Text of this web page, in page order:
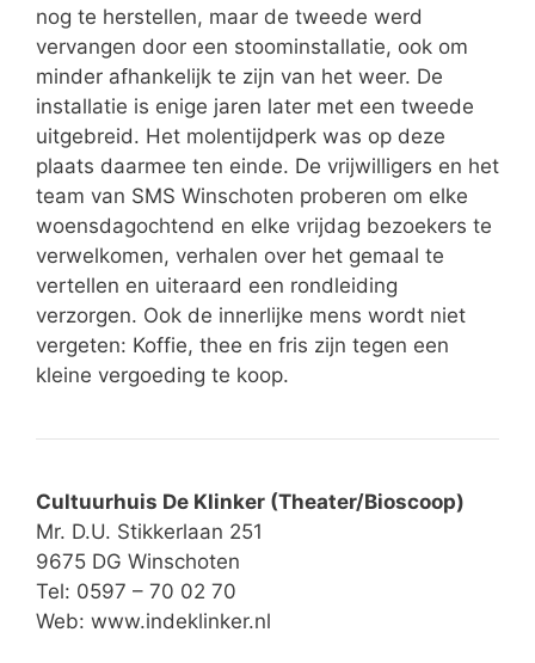
nog te herstellen, maar de tweede werd
vervangen door een stoominstallatie, ook om
minder afhankelijk te zijn van het weer. De
installatie is enige jaren later met een tweede
uitgebreid. Het molentijdperk was op deze
plaats daarmee ten einde. De vrijwilligers en het
team van SMS Winschoten proberen om elke
woensdagochtend en elke vrijdag bezoekers te
verwelkomen, verhalen over het gemaal te
vertellen en uiteraard een rondleiding
verzorgen. Ook de innerlijke mens wordt niet
vergeten: Koffie, thee en fris zijn tegen een
kleine vergoeding te koop.
Cultuurhuis De Klinker (Theater/Bioscoop)
Mr. D.U. Stikkerlaan 251
9675 DG Winschoten
Tel: 0597 – 70 02 70
Web: www.indeklinker.nl